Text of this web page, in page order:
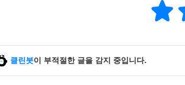
클린봇이 부적절한 글을 감지 중입니다.